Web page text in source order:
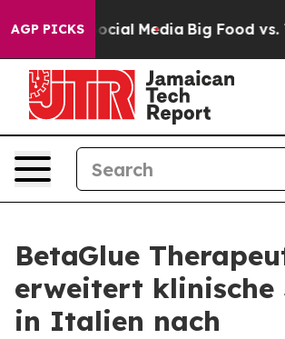
AGP PICKS
on Social Media Big Food vs. The
BetaGlue
erweitert klinische
in Italien nach